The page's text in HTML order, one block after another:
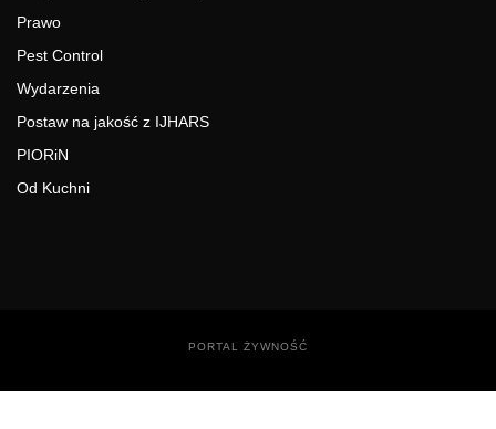
Prawo
Pest Control
Wydarzenia
Postaw na jakość z IJHARS
PIORiN
Od Kuchni
PORTAL ŻYWNOŚĆ